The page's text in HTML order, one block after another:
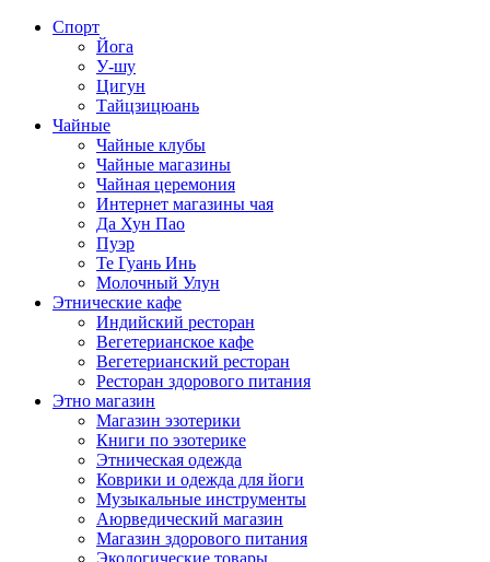
Спорт
Йога
У-шу
Цигун
Тайцзицюань
Чайные
Чайные клубы
Чайные магазины
Чайная церемония
Интернет магазины чая
Да Хун Пао
Пуэр
Те Гуань Инь
Молочный Улун
Этнические кафе
Индийский ресторан
Вегетерианское кафе
Вегетерианский ресторан
Ресторан здорового питания
Этно магазин
Магазин эзотерики
Книги по эзотерике
Этническая одежда
Коврики и одежда для йоги
Музыкальные инструменты
Аюрведический магазин
Магазин здорового питания
Экологические товары